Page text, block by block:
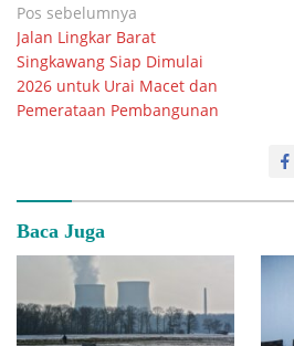
Navigasi
pos
Pos sebelumnya
Jalan Lingkar Barat
Singkawang Siap Dimulai
2026 untuk Urai Macet dan
Pemerataan Pembangunan
Baca Juga